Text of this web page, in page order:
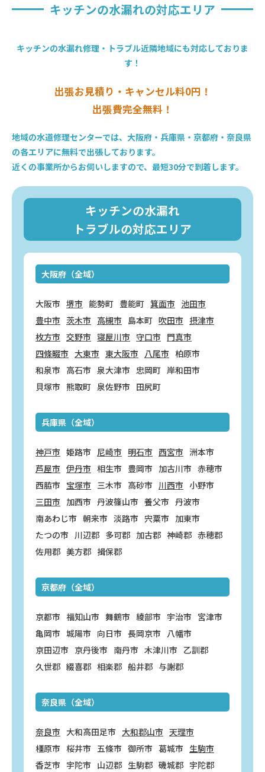
キッチンの水漏れの対応エリア
キッチンの水漏れ修理・トラブル近隣地域にも対応しておりま
す！
出張お見積り・キャンセル料0円！
出張費完全無料！
地域の水道修理センターでは、大阪府・兵庫県・京都府・奈良県
の各エリアに無料で出張しております。
近くの事業所からお伺いしますので、最短30分で到着します。
キッチンの水漏れ
トラブルの対応エリア
大阪府（全域）
大阪市 堺市 能勢町 豊能町 箕面市 池田市
豊中市 茨木市 高槻市 島本町 吹田市 摂津市
枚方市 交野市 寝屋川市 守口市 門真市
四條畷市 大東市 東大阪市 八尾市 柏原市
和泉市 高石市 泉大津市 忠岡町 岸和田市
貝塚市 熊取町 泉佐野市 田尻町
兵庫県（全域）
神戸市 姫路市 尼崎市 明石市 西宮市 洲本市
芦屋市 伊丹市 相生市 豊岡市 加古川市 赤穂市
西脇市 宝塚市 三木市 高砂市 川西市 小野市
三田市 加西市 丹波篠山市 養父市 丹波市
南あわじ市 朝来市 淡路市 宍粟市 加東市
たつの市 川辺郡 多可郡 加古郡 神崎郡 赤穂郡
佐用郡 美方郡 揖保郡
京都府（全域）
京都市 福知山市 舞鶴市 綾部市 宇治市 宮津市
亀岡市 城陽市 向日市 長岡京市 八幡市
京田辺市 京丹後市 南丹市 木津川市 乙訓郡
久世郡 綴喜郡 相楽郡 船井郡 与謝郡
奈良県（全域）
奈良市 大和高田足市 大和郡山市 天理市
橿原市 桜井市 五條市 御所市 葛城市 生駒市
香芝市 宇陀市 山辺郡 生駒郡 磯城郡 宇陀郡